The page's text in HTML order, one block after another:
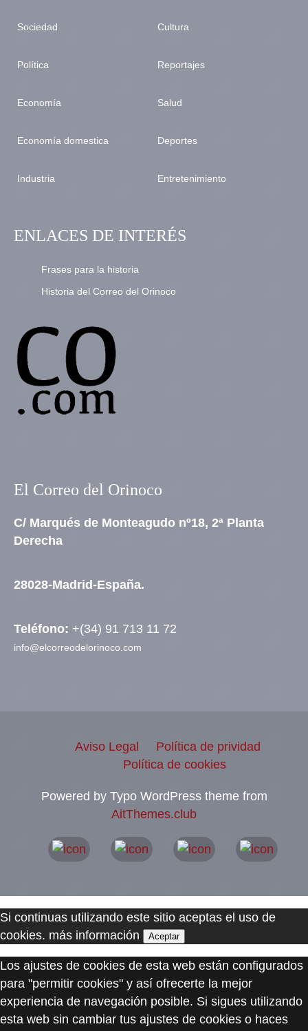
Sociedad
Política
Economía
Economía domestica
Industria
Cultura
Reportajes
Salud
Deportes
Entretenimiento
ENLACES DE INTERÉS
Frases para la historia
Historia del Correo del Orinoco
El Correo del Orinoco
C/ Marqués de Monteagudo nº18, 2ª Planta
Derecha
28028-Madrid-España.
Teléfono: +(34) 91 713 11 72
info@elcorreodelorinoco.com
Aviso Legal
Política de prividad
Política de cookies
Powered by Typo WordPress theme from
AitThemes.club
Si continuas utilizando este sitio aceptas el uso de
cookies. más información Aceptar
Los ajustes de cookies de esta web están configurados
para "permitir cookies" y así ofrecerte la mejor
experiencia de navegación posible. Si sigues utilizando
esta web sin cambiar tus ajustes de cookies o haces